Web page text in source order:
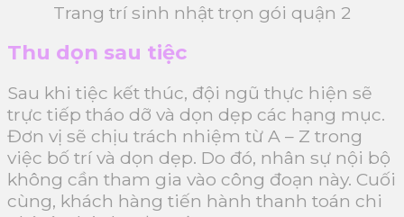
Trang trí sinh nhật trọn gói quận 2
Thu dọn sau tiệc
Sau khi tiệc kết thúc, đội ngũ thực hiện sẽ
trực tiếp tháo dỡ và dọn dẹp các hạng mục.
Đơn vị sẽ chịu trách nhiệm từ A – Z trong
việc bố trí và dọn dẹp. Do đó, nhân sự nội bộ
không cần tham gia vào công đoạn này. Cuối
cùng, khách hàng tiến hành thanh toán chi